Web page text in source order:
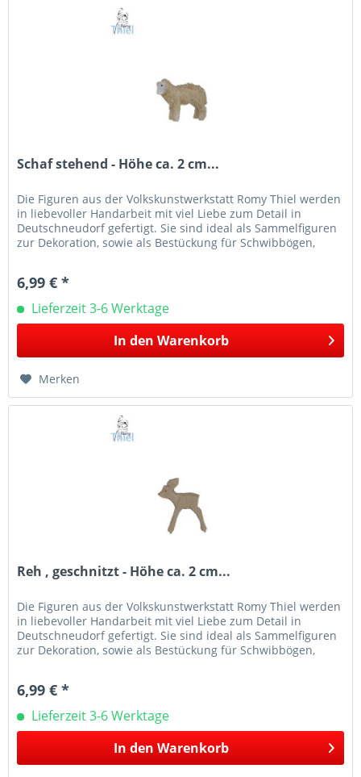
Schaf stehend - Höhe ca. 2 cm...
Die Figuren aus der Volkskunstwerkstatt Romy Thiel werden
in liebevoller Handarbeit mit viel Liebe zum Detail in
Deutschneudorf gefertigt. Sie sind ideal als Sammelfiguren
zur Dekoration, sowie als Bestückung für Schwibbögen,
6,99 € *
Lieferzeit 3-6 Werktage
In den Warenkorb
Merken
Reh , geschnitzt - Höhe ca. 2 cm...
Die Figuren aus der Volkskunstwerkstatt Romy Thiel werden
in liebevoller Handarbeit mit viel Liebe zum Detail in
Deutschneudorf gefertigt. Sie sind ideal als Sammelfiguren
zur Dekoration, sowie als Bestückung für Schwibbögen,
6,99 € *
Lieferzeit 3-6 Werktage
In den Warenkorb